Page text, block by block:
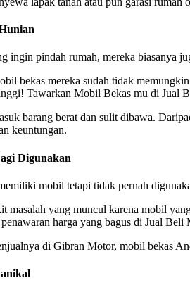
ingin pindah rumah, mereka biasanya
bekas mereka sudah tidak
Tawarkan Mobil Bekas mu di Jual
barang berat dan sulit dibawa.
keuntungan.
Digunakan
mobil tetapi tidak pernah
masalah yang muncul karena mobil
harga yang bagus di Jual Beli
di Gibran Motor, mobil bekas